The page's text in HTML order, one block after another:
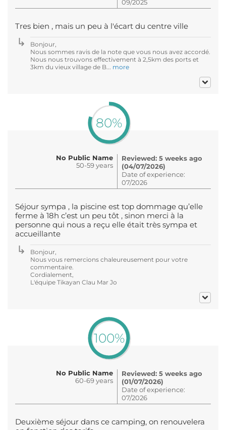
09/2025
Tres bien , mais un peu à l'écart du centre ville
Bonjour,
Nous sommes ravis de la note que vous nous avez accordé.
Nous nous trouvons effectivement à 2,5km des ports et
3km du vieux village de B... more
80%
No Public Name
50-59 years
Reviewed: 5 weeks ago
(04/07/2026)
Date of experience:
07/2026
Séjour sympa , la piscine est top dommage qu’elle
ferme à 18h c’est un peu tôt , sinon merci à la
personne qui nous a reçu elle était très sympa et
accueillante
Bonjour,
Nous vous remercions chaleureusement pour votre
commentaire.
Cordialement,
L'équipe Tikayan Clau Mar Jo
100%
No Public Name
60-69 years
Reviewed: 5 weeks ago
(01/07/2026)
Date of experience:
07/2026
Deuxième séjour dans ce camping, on renouvelera